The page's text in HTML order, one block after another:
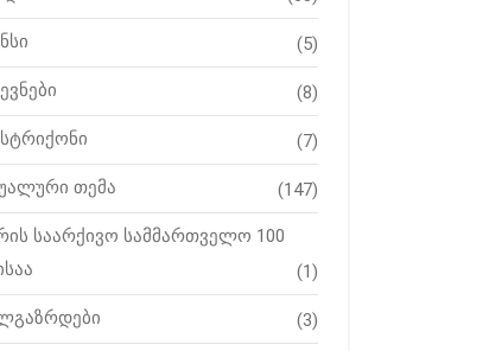
(5)
(8)
(7)
თემა (147)
საარქივო სამმართველო 100
(1)
(3)